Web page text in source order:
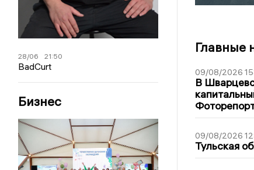
28/06 21:50
BadCurt
Бизнес
Главные
09/08/2026
В
09/08/2026
Тульская